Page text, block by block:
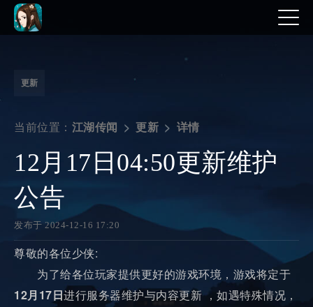
更新
当前位置： 江湖传闻 更新 详情
12月17日04:50更新维护
公告
发布于 2024-12-16 17:20
尊敬的各位少侠:
为了给各位玩家提供更好的游戏环境，游戏将定于
12月17日进行服务器维护与内容更新 ，如遇特殊情况，